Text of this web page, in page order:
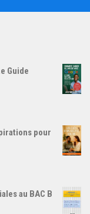
Guide
pour
au BAC B